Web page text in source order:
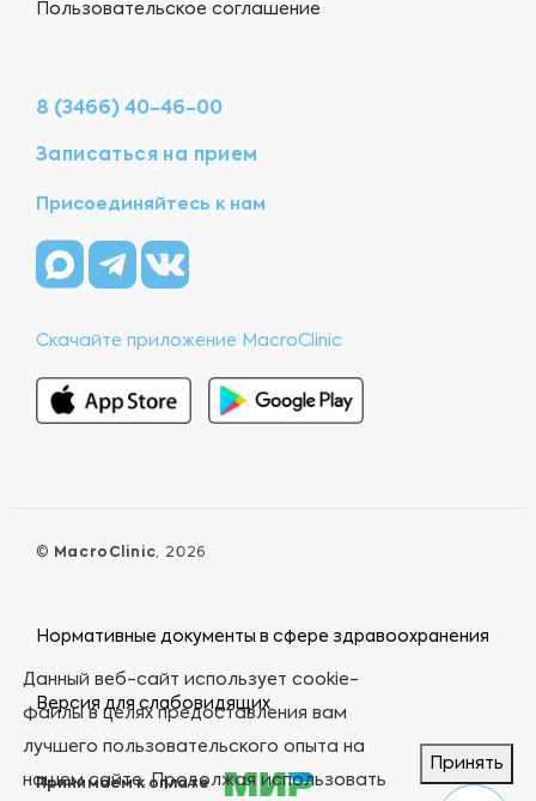
Пользовательское соглашение
8 (3466) 40-46-00
Записаться на прием
Присоединяйтесь к нам
Скачайте приложение MacroClinic
© MacroClinic, 2026
Нормативные документы в сфере здравоохранения
Версия для слабовидящих
Принимаем к оплате
Данный веб-сайт использует cookie-
файлы в целях предоставления вам
лучшего пользовательского опыта на
нашем сайте. Продолжая использовать
Принять